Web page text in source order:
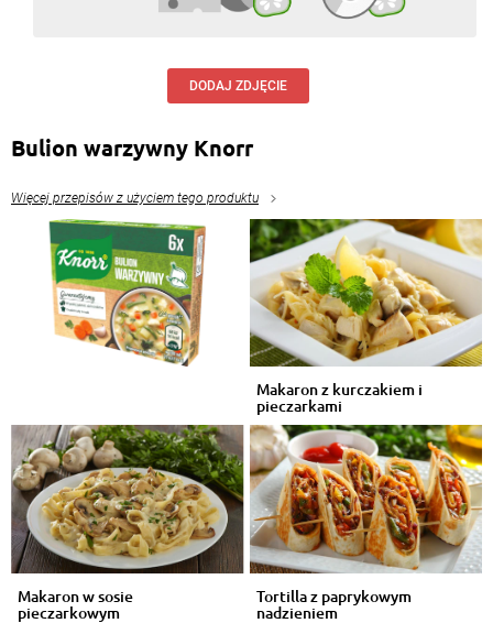
DODAJ ZDJĘCIE
Bulion warzywny Knorr
Więcej przepisów z użyciem tego produktu
Makaron z kurczakiem i
pieczarkami
Makaron w sosie
pieczarkowym
Tortilla z paprykowym
nadzieniem